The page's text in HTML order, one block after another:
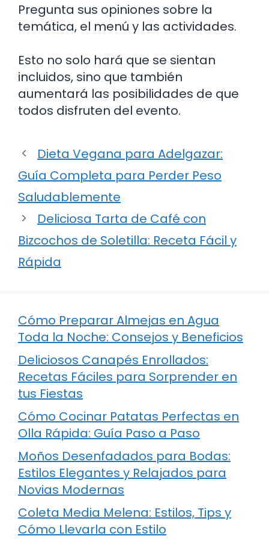
Pregunta sus opiniones sobre la
temática, el menú y las actividades.
Esto no solo hará que se sientan
incluidos, sino que también
aumentará las posibilidades de que
todos disfruten del evento.
Dieta Vegana para Adelgazar:
Guía Completa para Perder Peso
Saludablemente
Deliciosa Tarta de Café con
Bizcochos de Soletilla: Receta Fácil y
Rápida
Cómo Preparar Almejas en Agua
Toda la Noche: Consejos y Beneficios
Deliciosos Canapés Enrollados:
Recetas Fáciles para Sorprender en
tus Fiestas
Cómo Cocinar Patatas Perfectas en
Olla Rápida: Guía Paso a Paso
Moños Desenfadados para Bodas:
Estilos Elegantes y Relajados para
Novias Modernas
Coleta Media Melena: Estilos, Tips y
Cómo Llevarla con Estilo